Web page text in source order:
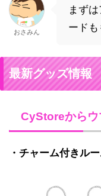
おさみん
まず
ード
最新グッズ情報
CyStoreからウ
・チャーム付きル